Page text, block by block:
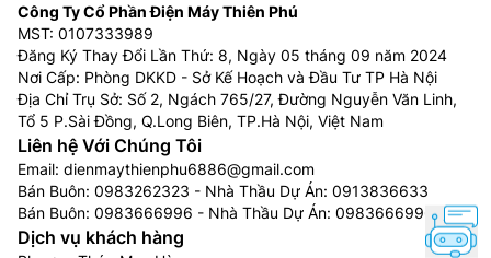
Công Ty Cổ Phần Điện Máy Thiên Phú
MST: 0107333989
Đăng Ký Thay Đổi Lần Thứ: 8, Ngày 05 tháng 09 năm 2024
Nơi Cấp: Phòng DKKD - Sở Kế Hoạch và Đầu Tư TP Hà Nội
Địa Chỉ Trụ Sở: Số 2, Ngách 765/27, Đường Nguyễn Văn Linh,
Tổ 5 P.Sài Đồng, Q.Long Biên, TP.Hà Nội, Việt Nam
Liên hệ Với Chúng Tôi
Email: dienmaythienphu6886@gmail.com
Bán Buôn: 0983262323 - Nhà Thầu Dự Án: 0913836633
Bán Buôn: 0983666996 - Nhà Thầu Dự Án: 0983666996
Dịch vụ khách hàng